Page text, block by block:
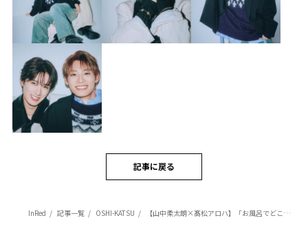
記事に戻る
InRed 記事一覧 OSHI-KATSU 【山中柔太朗×髙松アロハ】「お風呂でどこから洗う？」まさかの共通点発覚で二人の距離が急接近！